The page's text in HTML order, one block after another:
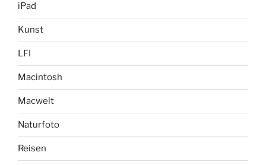
iPad
Kunst
LFI
Macintosh
Macwelt
Naturfoto
Reisen